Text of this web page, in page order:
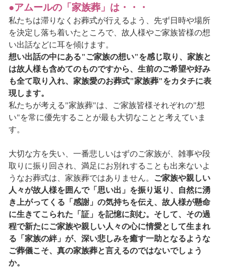
●アムールの「家族葬」は・・・
私たちは滞りなくお葬式が行えるよう、先ず日時や場所
を決定し落ち着いたところで、故人様やご家族皆様の想
い出話などに耳を傾けます。
想い出話の中にある"ご家族の想い"を感じ取り、家族と
は故人様も含めてのものですから、生前のご希望や好み
も全て取り入れ、家族愛のお葬式"家族葬"をカタチに表
現します。
私たちが考える"家族葬"は、ご家族皆様それぞれの"想
い"を常に優先することが最も大切なことと考えていま
す。
大切な方を失い、一番悲しいはずのご家族が、雑事や段
取りに振り回され、満足にお別れすることも出来ないよ
うなお葬式は、家族葬ではありません。
ご家族や親しい
人々が故人様を囲んで「思い出」を振り返り、自然に湧
き上がってくる「感謝」の気持ちを伝え、故人様が懸命
に生きてこられた「証」を記憶に刻む。そして、その過
程で新たにご家族や親しい人々の心に情愛として生まれ
る「家族の絆」が、深い悲しみを癒す一助となるような
ご葬儀こそ、真の家族葬と言えるのではないでしょう
か。